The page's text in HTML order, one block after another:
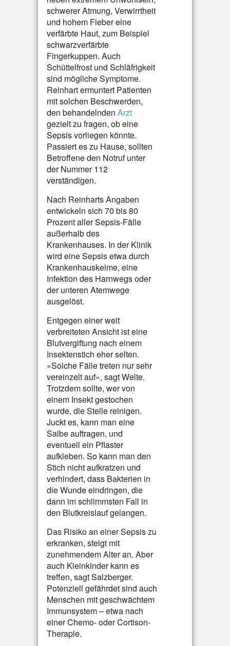
schwerer Atmung, Verwirrtheit
und hohem Fieber eine
verfärbte Haut, zum Beispiel
schwarzverfärbte
Fingerkuppen. Auch
Schüttelfrost und Schläfrigkeit
sind mögliche Symptome.
Reinhart ermuntert Patienten
mit solchen Beschwerden,
den behandelnden Arzt
gezielt zu fragen, ob eine
Sepsis vorliegen könnte.
Passiert es zu Hause, sollten
Betroffene den Notruf unter
der Nummer 112
verständigen.
Nach Reinharts Angaben
entwickeln sich 70 bis 80
Prozent aller Sepsis-Fälle
außerhalb des
Krankenhauses. In der Klinik
wird eine Sepsis etwa durch
Krankenhauskeime, eine
Infektion des Harnwegs oder
der unteren Atemwege
ausgelöst.
Entgegen einer weit
verbreiteten Ansicht ist eine
Blutvergiftung nach einem
Insektenstich eher selten.
«Solche Fälle treten nur sehr
vereinzelt auf», sagt Welte.
Trotzdem sollte, wer von
einem Insekt gestochen
wurde, die Stelle reinigen.
Juckt es, kann man eine
Salbe auftragen, und
eventuell ein Pflaster
aufkleben. So kann man den
Stich nicht aufkratzen und
verhindert, dass Bakterien in
die Wunde eindringen, die
dann im schlimmsten Fall in
den Blutkreislauf gelangen.
Das Risiko an einer Sepsis zu
erkranken, steigt mit
zunehmendem Alter an. Aber
auch Kleinkinder kann es
treffen, sagt Salzberger.
Potenziell gefährdet sind auch
Menschen mit geschwächtem
Immunsystem – etwa nach
einer Chemo- oder Cortison-
Therapie.